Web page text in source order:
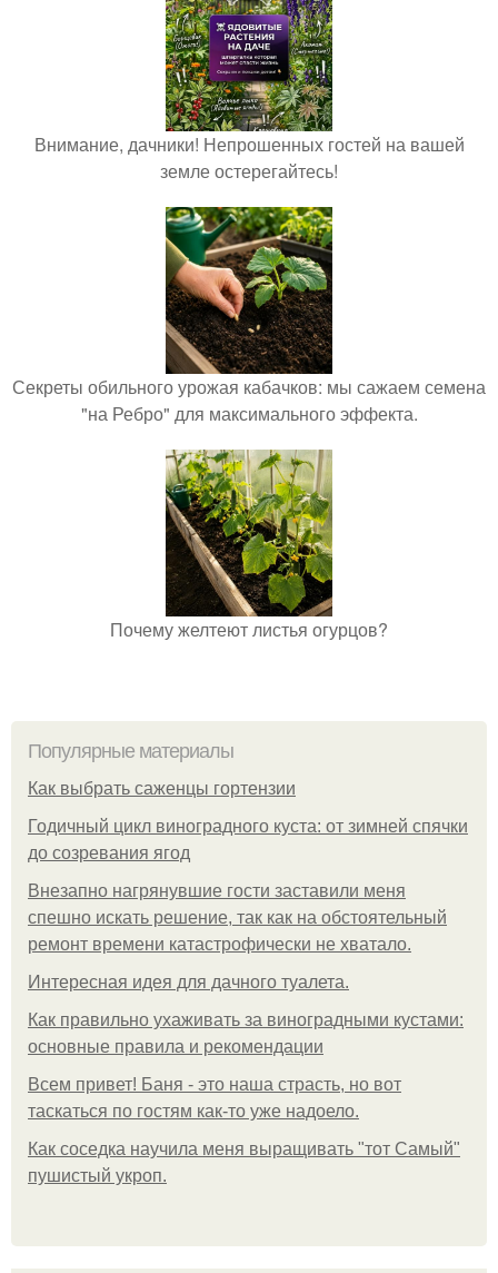
Внимание, дачники! Непрошенных гостей на вашей
земле остерегайтесь!
Секреты обильного урожая кабачков: мы сажаем семена
"на Ребро" для максимального эффекта.
Почему желтеют листья огурцов?
Популярные материалы
Как выбрать саженцы гортензии
Годичный цикл виноградного куста: от зимней спячки
до созревания ягод
Внезапно нагрянувшие гости заставили меня
спешно искать решение, так как на обстоятельный
ремонт времени катастрофически не хватало.
Интересная идея для дачного туалета.
Как правильно ухаживать за виноградными кустами:
основные правила и рекомендации
Всем привет! Баня - это наша страсть, но вот
таскаться по гостям как-то уже надоело.
Как соседка научила меня выращивать "тот Самый"
пушистый укроп.